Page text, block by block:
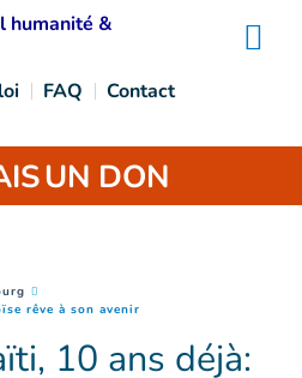
FAQ
Contact
UN DON
rêve à son avenir
10 ans déjà: